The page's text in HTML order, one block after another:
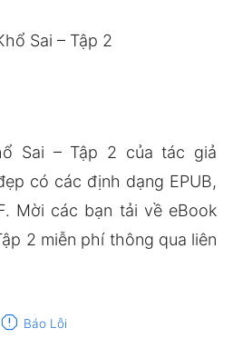
Sai – Tập 2
Sai – Tập 2 của tác giả
có các định dạng EPUB,
Mời các bạn tải về eBook
2 miễn phí thông qua liên
report Báo Lỗi